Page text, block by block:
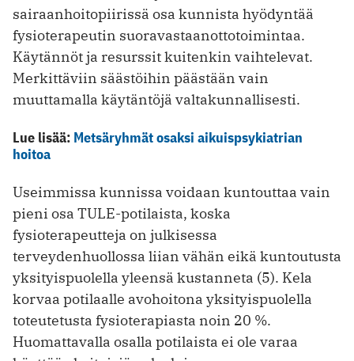
sairaanhoitopiirissä osa kunnista hyödyntää
fysioterapeutin suoravastaanottotoimintaa.
Käytännöt ja resurssit kuitenkin vaihtelevat.
Merkittäviin säästöihin päästään vain
muuttamalla käytäntöjä valtakunnallisesti.
Lue lisää: Metsäryhmät osaksi aikuispsykiatrian
hoitoa
Useimmissa kunnissa voidaan kuntouttaa vain
pieni osa TULE-potilaista, koska
fysioterapeutteja on julkisessa
terveydenhuollossa liian vähän eikä kuntoutusta
yksityispuolella yleensä kustanneta (5). Kela
korvaa potilaalle avohoitona yksityispuolella
toteutetusta fysioterapiasta noin 20 %.
Huomattavalla osalla potilaista ei ole varaa